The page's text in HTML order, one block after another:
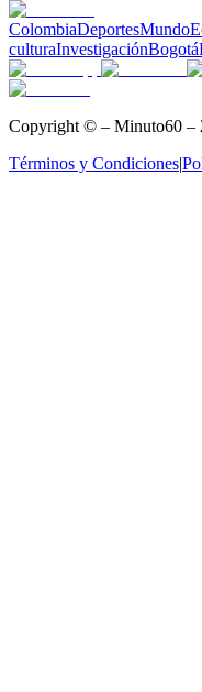
ColombiaDeportesMundo
culturaInvestigaciónBogotá
Copyright © – Minuto60 –
Términos y Condiciones|